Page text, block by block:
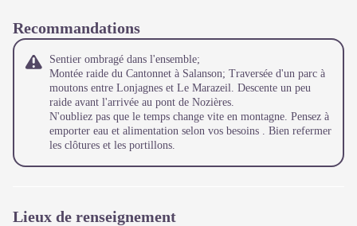
Recommandations
Sentier ombragé dans l'ensemble;
Montée raide du Cantonnet à Salanson; Traversée d'un parc à
moutons entre Lonjagnes et Le Marazeil. Descente un peu
raide avant l'arrivée au pont de Nozières.
N'oubliez pas que le temps change vite en montagne. Pensez à
emporter eau et alimentation selon vos besoins . Bien refermer
les clôtures et les portillons.
Lieux de renseignement